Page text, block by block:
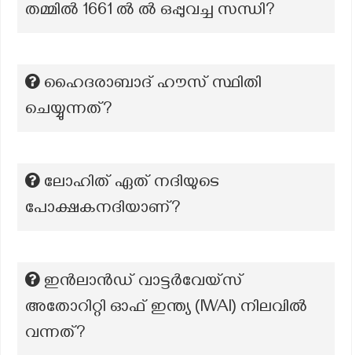
തമ്മിൽ 1661 ൽ ൽ ഒപ്പുവച്ച സന്ധി?
ഹൈദരാബാദ് ഹൗസ് സ്ഥിതി
ചെയ്യുന്നത്?
ലോഹിത് ഏത് നദിയുടെ
പോക്ഷകനദിയാണ്?
ഇൻലാൻഡ് വാട്ടർവേയ്സ്
അതോറിറ്റി ഓഫ് ഇന്ത്യ (IWAI) നിലവിൽ
വന്നത്?